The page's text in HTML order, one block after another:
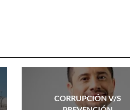
CORRUPCIÓN V/S